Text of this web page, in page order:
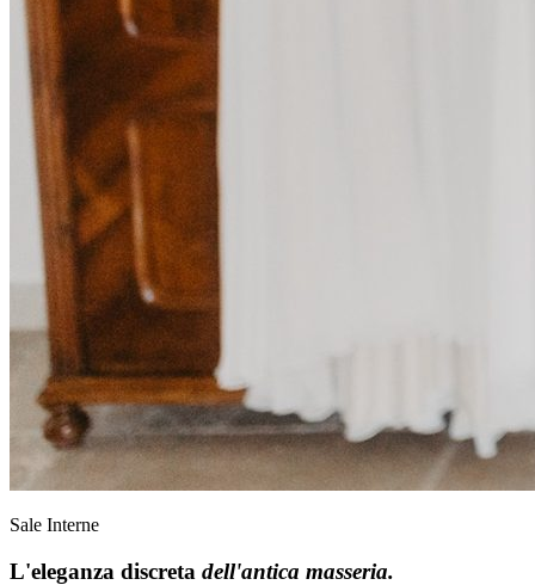
Sale Interne
L'eleganza discreta dell'antica masseria.